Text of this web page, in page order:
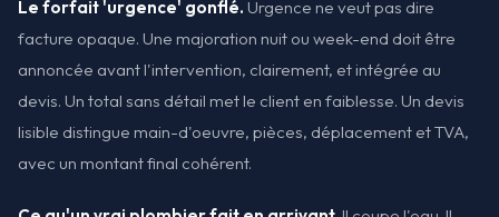
Le forfait 'urgence' gonflé. Urgence ne veut pas dire
facture opaque. Une majoration nuit ou week-end doit être
annoncée avant l'intervention, clairement, et intégrée au
devis. Un total sans détail met le client en faiblesse. Un devis
lisible distingue main-d'oeuvre, pièces, déplacement et TVA,
avec un montant final cohérent.